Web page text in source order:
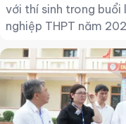
với thí sinh trong
nghiệp THPT năm